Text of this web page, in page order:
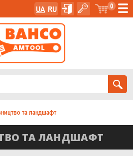
0
UA RU
та ландшафт
ТА ЛАНДШАФТ